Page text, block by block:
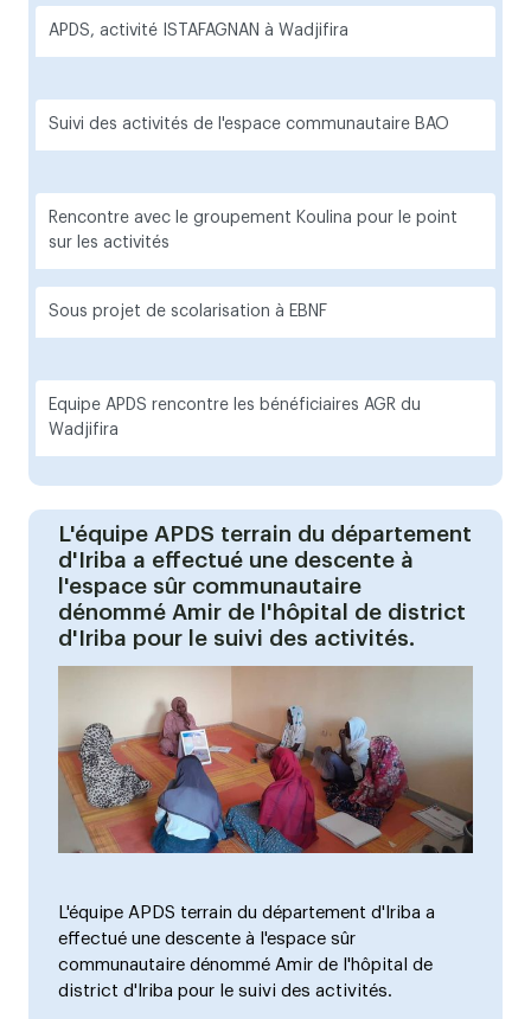
APDS, activité ISTAFAGNAN à Wadjifira
Suivi des activités de l'espace communautaire BAO
Rencontre avec le groupement Koulina pour le point
sur les activités
Sous projet de scolarisation à EBNF
Equipe APDS rencontre les bénéficiaires AGR du
Wadjifira
L'équipe APDS terrain du département
d'Iriba a effectué une descente à
l'espace sûr communautaire
dénommé Amir de l'hôpital de district
d'Iriba pour le suivi des activités.
L'équipe APDS terrain du département d'Iriba a
effectué une descente à l'espace sûr
communautaire dénommé Amir de l'hôpital de
district d'Iriba pour le suivi des activités.